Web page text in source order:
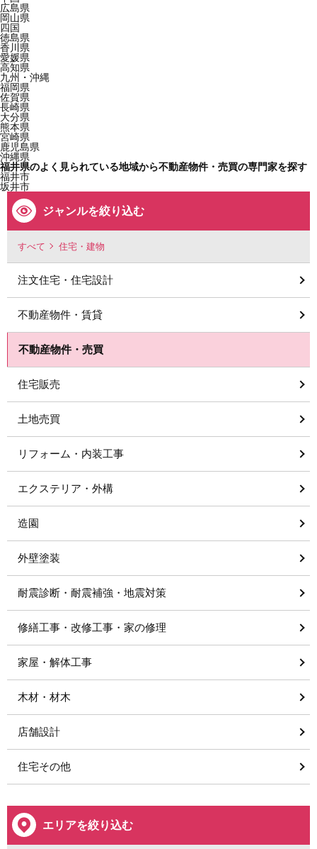
広島県
岡山県
四国
徳島県
香川県
愛媛県
高知県
九州・沖縄
福岡県
佐賀県
長崎県
大分県
熊本県
宮崎県
鹿児島県
沖縄県
福井県のよく見られている地域から不動産物件・売買の専門家を探す
福井市
坂井市
ジャンルを絞り込む
すべて 住宅・建物
注文住宅・住宅設計
不動産物件・賃貸
不動産物件・売買
住宅販売
土地売買
リフォーム・内装工事
エクステリア・外構
造園
外壁塗装
耐震診断・耐震補強・地震対策
修繕工事・改修工事・家の修理
家屋・解体工事
木材・材木
店舗設計
住宅その他
エリアを絞り込む